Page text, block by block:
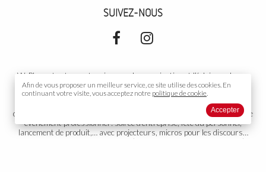
SUIVEZ-NOUS
WePlay est votre partenaire pour la sonorisation et l’éclairage de vos
événements. Pour vosévénements privés: soirée de rallye, cours de
danse, votre mariage, un cocktail, un gala, un anniversaire, une
conférence, une exposition,… avec DJ, podiums, piste de danse,
décoration… Dans une salle, sous tente, ou partout ailleurs. Pour votre
événement professionnel: soirée d’entreprise, fête du personnel,
lancement de produit,… avec projecteurs, micros pour les discours…
: concert (musicien, orchestre, chanteur…),
Afin de vous proposer un meilleur service, ce site utilise descookies. En
continuant votre visite, vous acceptez notre politique de cookie.
Accepter